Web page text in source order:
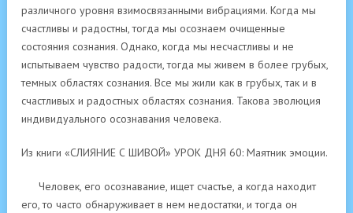
различного уровня взимосвязанными вибрациями. Когда мы
счастливы и радостны, тогда мы осознаем очищенные
состояния сознания. Однако, когда мы несчастливы и не
испытываем чувство радости, тогда мы живем в более грубых,
темных областях сознания. Все мы жили как в грубых, так и в
счастливых и радостных областях сознания. Такова эволюция
индивидуального осознавания человека.
Из книги «СЛИЯНИЕ С ШИВОЙ» УРОК ДНЯ 60: Маятник эмоции.
Человек, его осознавание, ищет счастье, а когда находит
его, то часто обнаруживает в нем недостатки, и тогда он